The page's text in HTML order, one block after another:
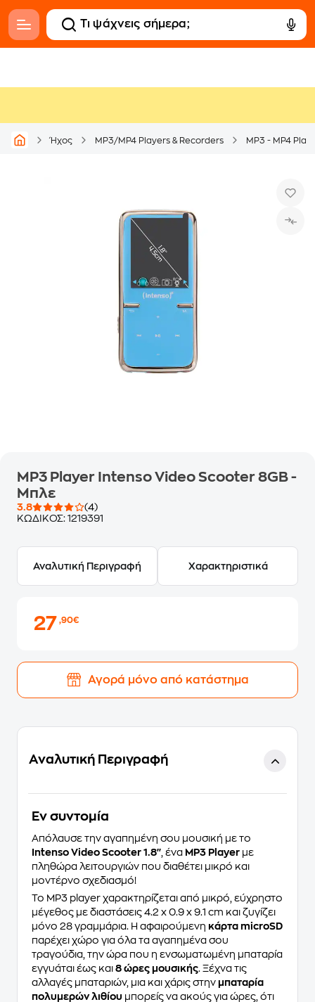
Ήχος MP3/MP4 Players & Recorders MP3 - MP4
MP3 Player Intenso Video Scooter 8GB -
Μπλε
3.8
(4)
ΚΩΔΙΚΟΣ: 1219391
Αναλυτική Περιγραφή Χαρακτηριστικά
27,90€
Αγορά μόνο από κατάστημα
Αναλυτική Περιγραφή
Eν συντομία
Απόλαυσε την αγαπημένη σου μουσική με το
Intenso Video Scooter 1.8'' , ένα MP3 Player με
πληθώρα λειτουργιών που διαθέτει μικρό και
μοντέρνο σχεδιασμό!
Το MP3 player χαρακτηρίζεται από μικρό, εύχρηστο
μέγεθος με διαστάσεις 4.2 x 0.9 x 9.1 cm και ζυγίζει
μόνο 28 γραμμάρια. Η αφαιρούμενη κάρτα microSD
παρέχει χώρο για όλα τα αγαπημένα σου
τραγούδια, την ώρα που η ενσωματωμένη μπαταρία
εγγυάται έως και 8 ώρες μουσικής. Ξέχνα τις
αλλαγές μπαταριών, μια και χάρις στην μπαταρία
πολυμερών λιθίου μπορείς να ακούς για ώρες, ότι